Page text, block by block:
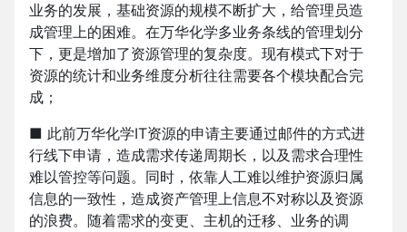
业务的发展，基础资源的规模不断扩大，给管理员造
成管理上的困难。在万华化学多业务条线的管理划分
下，更是增加了资源管理的复杂度。现有模式下对于
资源的统计和业务维度分析往往需要各个模块配合完
成；
■ 此前万华化学IT资源的申请主要通过邮件的方式进
行线下申请，造成需求传递周期长，以及需求合理性
难以管控等问题。同时，依靠人工难以维护资源归属
信息的一致性，造成资产管理上信息不对称以及资源
的浪费。随着需求的变更、主机的迁移、业务的调